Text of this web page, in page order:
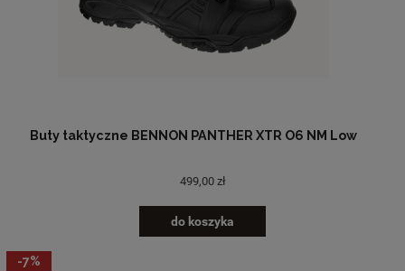
Buty taktyczne BENNON PANTHER XTR O6 NM Low
499,00 zł
do koszyka
-7%